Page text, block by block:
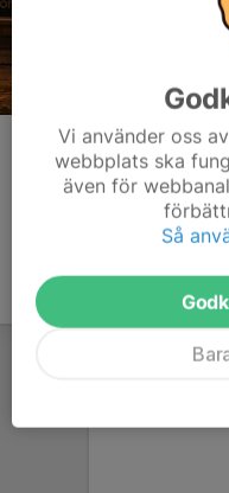
Kommentarer
Vi använder oss
webbplats ska
även för
Så